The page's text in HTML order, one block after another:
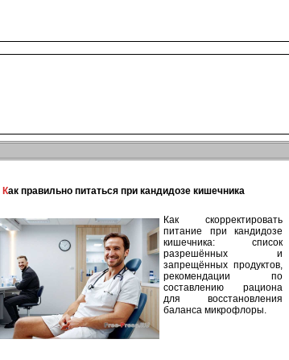
Как правильно питаться при кандидозе кишечника
Как скорректировать
питание при кандидозе
кишечника: список
разрешённых и
запрещённых продуктов,
рекомендации по
составлению рациона
для восстановления
баланса микрофлоры.